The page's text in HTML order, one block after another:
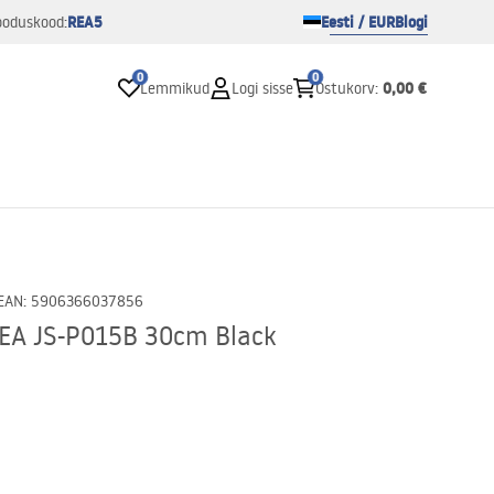
REA5 Eesti / EURBlogi
0
Lemmikud Logi sisse
0
Ostukorv: 0,00 €
: 5906366037856
JS-P015B 30cm Black